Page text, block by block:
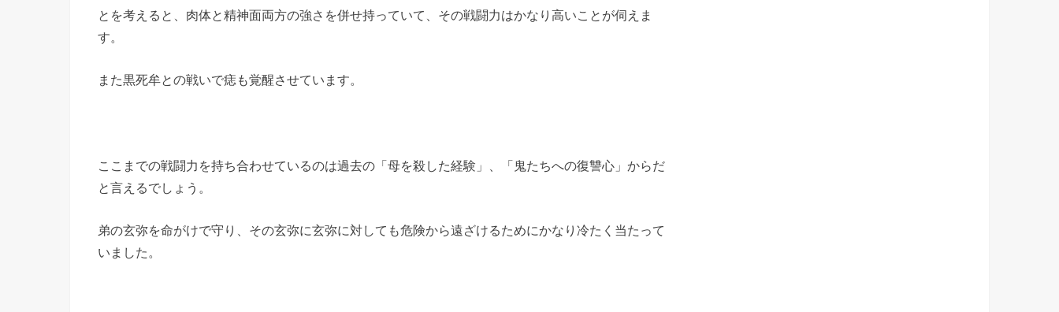
とを考えると、肉体と精神面両方の強さを併せ持っていて、その戦闘力はかなり高いことが伺えま
す。
また黒死牟との戦いで痣も覚醒させています。
ここまでの戦闘力を持ち合わせているのは過去の「母を殺した経験」、「鬼たちへの復讐心」からだ
と言えるでしょう。
弟の玄弥を命がけで守り、その玄弥に玄弥に対しても危険から遠ざけるためにかなり冷たく当たって
いました。